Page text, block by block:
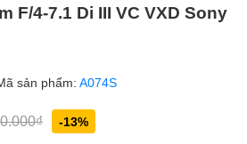
F/4-7.1 Di III VC VXD Sony
sản phẩm: A074S
-13%